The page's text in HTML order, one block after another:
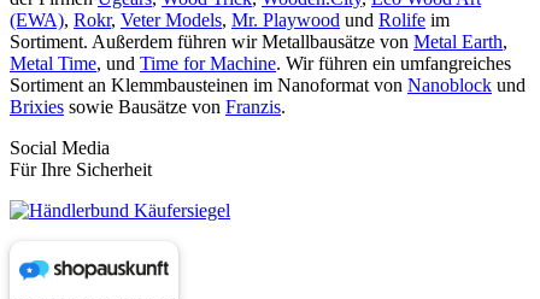
(EWA), Rokr, Veter Models, Mr. Playwood und Rolife im
Sortiment. Außerdem führen wir Metallbausätze von Metal Earth,
Metal Time, und Time for Machine. Wir führen ein umfangreiches
Sortiment an Klemmbausteinen im Nanoformat von Nanoblock und
Brixies sowie Bausätze von Franzis.
Social Media
Für Ihre Sicherheit